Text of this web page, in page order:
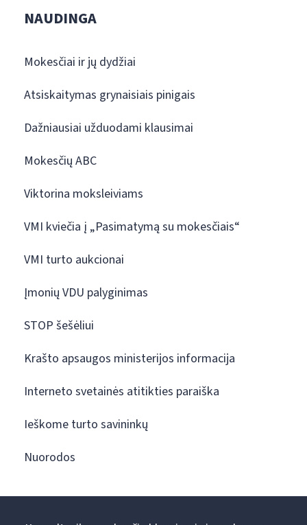
NAUDINGA
Mokesčiai ir jų dydžiai
Atsiskaitymas grynaisiais pinigais
Dažniausiai užduodami klausimai
Mokesčių ABC
Viktorina moksleiviams
VMI kviečia į „Pasimatymą su mokesčiais“
VMI turto aukcionai
Įmonių VDU palyginimas
STOP šešėliui
Krašto apsaugos ministerijos informacija
Interneto svetainės atitikties paraiška
Ieškome turto savininkų
Nuorodos